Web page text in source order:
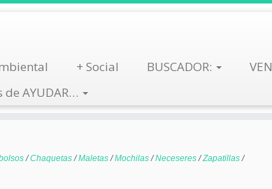
+ Social BUSCADOR:
AYUDAR…
/Chaquetas/Maletas/Mochilas/Neceseres/Zapatillas/